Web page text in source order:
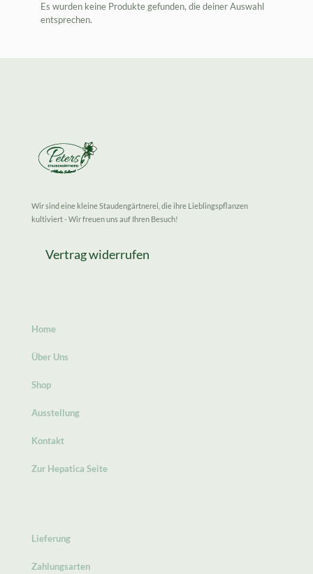
Es wurden keine Produkte gefunden, die deiner Auswahl
entsprechen.
Wir sind eine kleine Staudengärtnerei, die ihre Lieblingspflanzen
kultiviert - Wir freuen uns auf Ihren Besuch!
Vertrag widerrufen
Home
Über Uns
Shop
Ausstellung
Kontakt
Zur Hepatica Seite
Lieferung
Zahlungsarten